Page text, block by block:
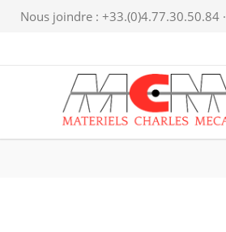
Nous joindre : +33.(0)4.77.30.50.84 ·